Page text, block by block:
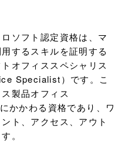
ソフト認定資格は、マ
するスキルを証明する
オフィススペシャリス
Specialist）です。こ
製品オフィス
かかわる資格であり、ワ
ト、アクセス、アウト
。